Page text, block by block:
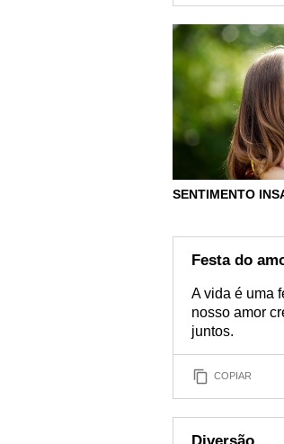
SENTIMENTO
Festa do
A vida é uma
nosso amor
juntos.
COPIAR